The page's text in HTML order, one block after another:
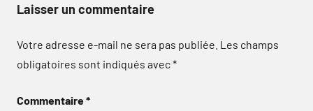
Laisser un commentaire
Votre adresse e-mail ne sera pas publiée. Les champs
obligatoires sont indiqués avec*
Commentaire*